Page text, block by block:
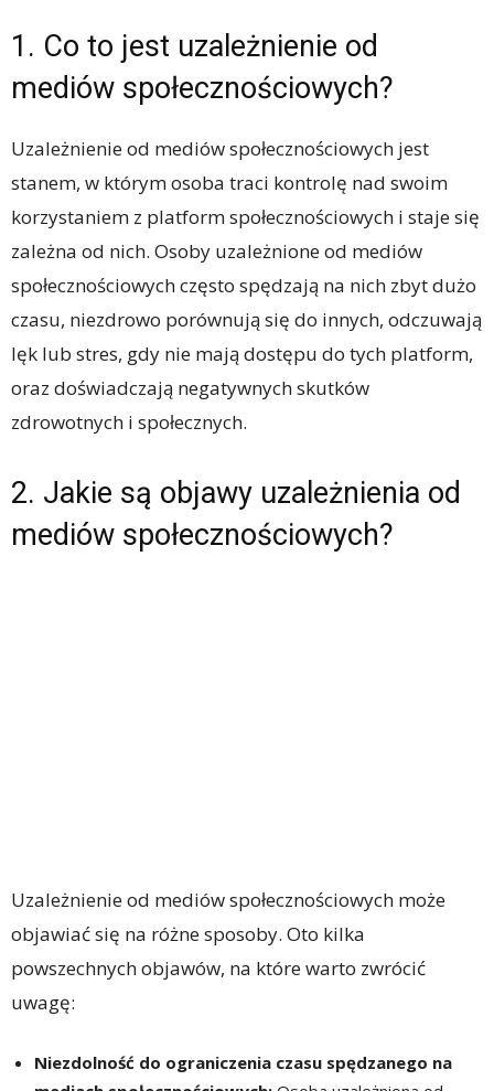
1. Co to jest uzależnienie od
mediów społecznościowych?
Uzależnienie od mediów społecznościowych jest
stanem, w którym osoba traci kontrolę nad swoim
korzystaniem z platform społecznościowych i staje się
zależna od nich. Osoby uzależnione od mediów
społecznościowych często spędzają na nich zbyt dużo
czasu, niezdrowo porównują się do innych, odczuwają
lęk lub stres, gdy nie mają dostępu do tych platform,
oraz doświadczają negatywnych skutków
zdrowotnych i społecznych.
2. Jakie są objawy uzależnienia od
mediów społecznościowych?
Uzależnienie od mediów społecznościowych może
objawiać się na różne sposoby. Oto kilka
powszechnych objawów, na które warto zwrócić
uwagę:
Niezdolność do ograniczenia czasu spędzanego na